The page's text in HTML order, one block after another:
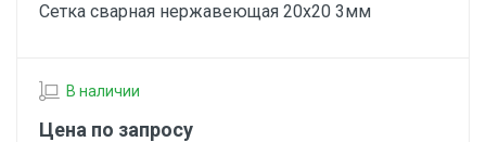
Сетка сварная нержавеющая 20х20 3мм
В наличии
Цена по запросу